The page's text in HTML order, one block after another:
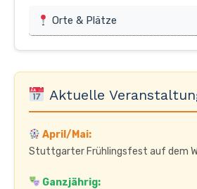
Orte & Plätze
Aktuelle
April/Mai:
Stuttgarter Frühlingsfest auf dem
Ganzjährig: